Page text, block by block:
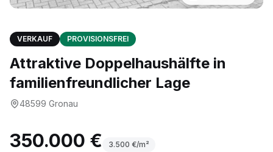
VERKAUF PROVISIONSFREI
Attraktive Doppelhaushälfte in
familienfreundlicher Lage
48599 Gronau
350.000 € 3.500 €/m²